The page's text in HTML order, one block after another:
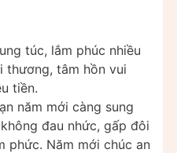
túc, lắm phúc nhiều
thương, tâm hồn vui
tiền.
năm mới càng sung
đau nhức, gấp đôi
phức. Năm mới chúc an